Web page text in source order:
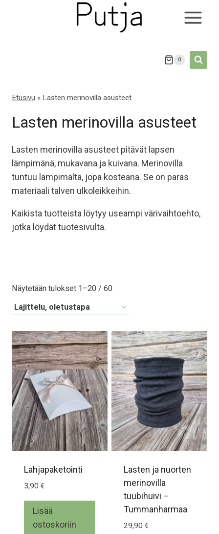
0
Etusivu » Lasten merinovilla asusteet
Lasten merinovilla asusteet
Lasten merinovilla asusteet pitävät lapsen
lämpimänä, mukavana ja kuivana. Merinovilla
tuntuu lämpimältä, jopa kosteana. Se on paras
materiaali talven ulkoleikkeihin.
Kaikista tuotteista löytyy useampi värivaihtoehto,
jotka löydät tuotesivulta.
Näytetään tulokset 1–20 / 60
Lahjapaketointi
3,90 €
Lisää
ostoskoriin
Lasten ja nuorten
merinovilla
tuubihuivi –
Tummanharmaa
29,90 €